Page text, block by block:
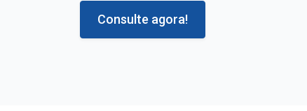
Consulte agora!